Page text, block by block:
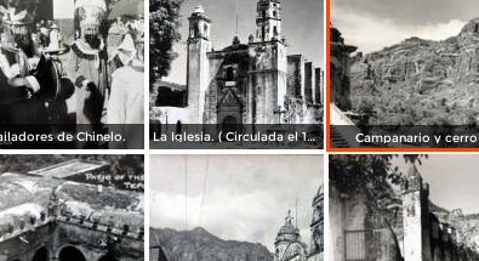
de Chinelo. La Iglesia. ( Circulada el 12 de Septiembre de 1947 ). Campanario y cerro